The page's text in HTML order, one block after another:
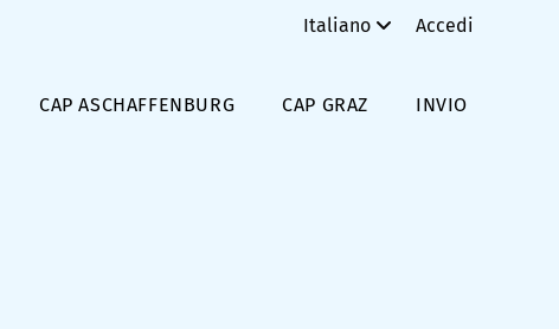
Italiano Accedi
CAP ASCHAFFENBURG CAP GRAZ INVIO